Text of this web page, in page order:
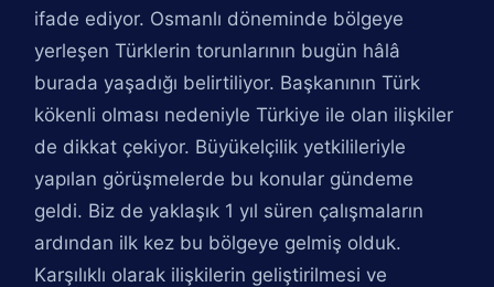
ifade ediyor. Osmanlı döneminde bölgeye
yerleşen Türklerin torunlarının bugün hâlâ
burada yaşadığı belirtiliyor. Başkanının Türk
kökenli olması nedeniyle Türkiye ile olan ilişkiler
de dikkat çekiyor. Büyükelçilik yetkilileriyle
yapılan görüşmelerde bu konular gündeme
geldi. Biz de yaklaşık 1 yıl süren çalışmaların
ardından ilk kez bu bölgeye gelmiş olduk.
Karşılıklı olarak ilişkilerin geliştirilmesi ve